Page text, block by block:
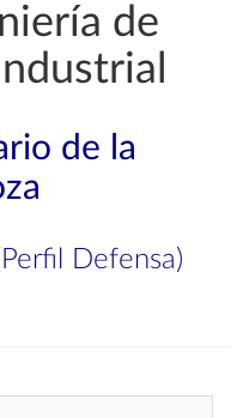
de
de la
Defensa)